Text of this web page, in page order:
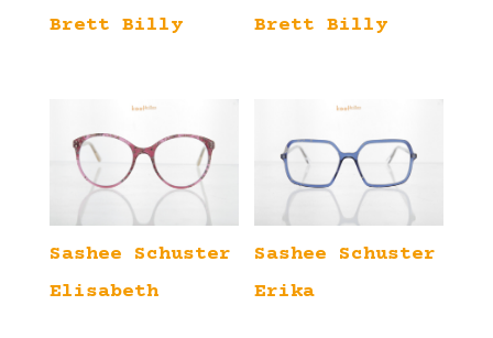
Brett Billy Brett Billy
Sashee Schuster
Elisabeth
Sashee Schuster
Erika